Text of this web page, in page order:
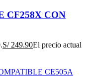
CF258X CON
S/249.90El precio actual